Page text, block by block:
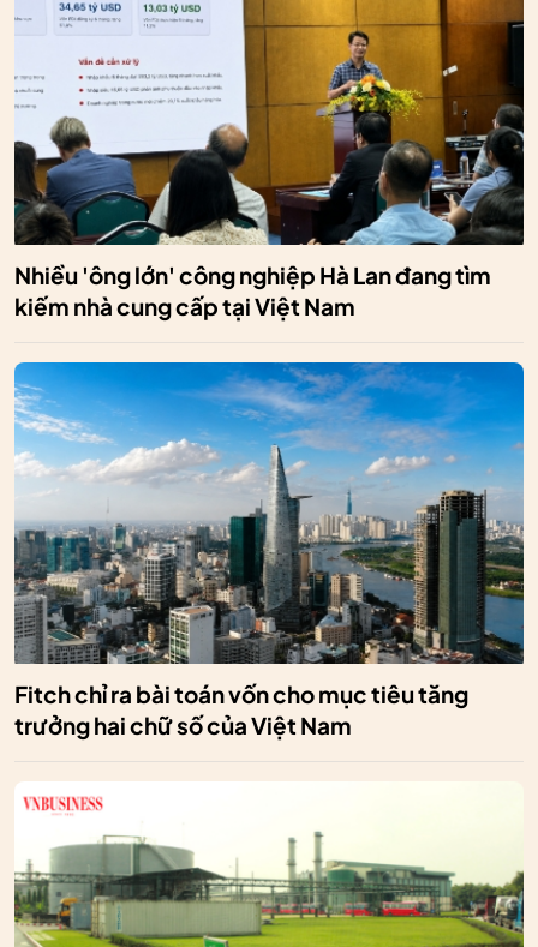
Nhiều 'ông lớn' công nghiệp Hà Lan đang tìm
kiếm nhà cung cấp tại Việt Nam
Fitch chỉ ra bài toán vốn cho mục tiêu tăng
trưởng hai chữ số của Việt Nam